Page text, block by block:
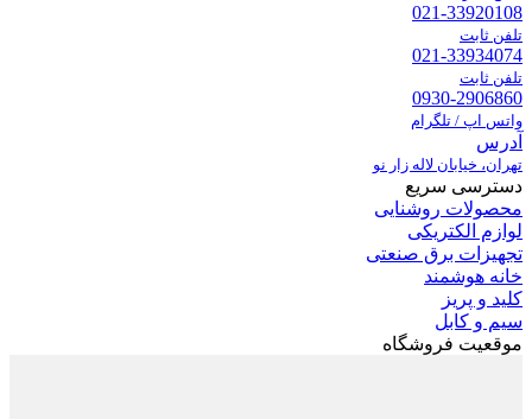
021-33920108
تلفن ثابت
021-33934074
تلفن ثابت
0930-2906860
واتس اپ / تلگرام
آدرس
تهران، خیابان لاله زار نو
دسترسی سریع
محصولات روشنایی
لوازم الکتریکی
تجهیزات برق صنعتی
خانه هوشمند
کلید و پریز
سیم و کابل
موقعیت فروشگاه